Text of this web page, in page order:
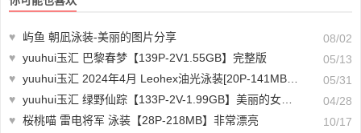
♥ 屿鱼 朝凪泳装-美丽的图片分享
08/02
♥ yuuhui玉汇 巴黎春梦【139P-2V1.55GB】完整版
05/13
♥ yuuhui玉汇 2024年4月 Leohex油光泳装[20P-141MB]适合珍藏
05/31
♥ yuuhui玉汇 绿野仙踪【133P-2V-1.99GB】美丽的女生图片
04/28
♥ 桜桃喵 雷电将军 泳装【28P-218MB】非常漂亮
10/17